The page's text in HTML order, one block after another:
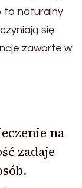
to naturalny
się
zawarte w
na
zadaje